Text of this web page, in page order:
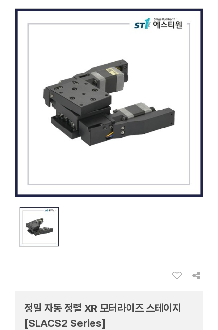
정밀 자동 정렬 XR 모터라이즈 스테이지
[SLACS2 Series]